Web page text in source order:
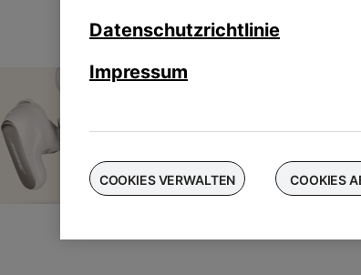
für die neuesten
Datenschutzrichtlinie
Impressum
COOKIES VERWALTEN COOKIES